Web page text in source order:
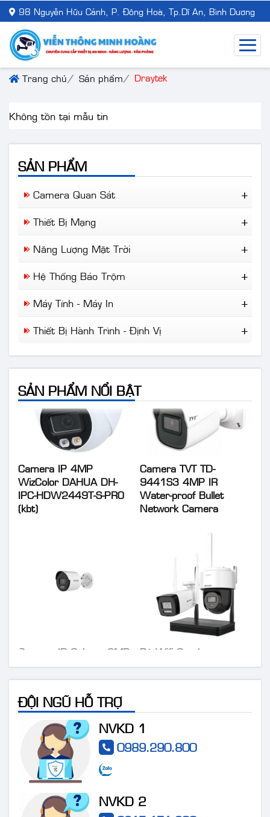
98 Nguyễn Hữu Cảnh, P. Đông Hoà, Tp.Dĩ An, Bình Dương
Trang chủ Sản phẩm Draytek
Không tồn tại mẫu tin
SẢN PHẨM
Camera Quan Sát
Camera Trọn Bộ
Camera Nhà Xưởng
Camera Chuyên Dụng
Thiết Bị Mạng
Aruba
Cisco
IP-Com
Năng Lượng Mặt Trời
NLMT Gia Đình
NLMT Cho Nhà Xưởng
Giải Pháp NLMT Áp Mái...
Hệ Thống Báo Trộm
Báo Khói
Báo Cháy
Máy Tính - Máy In
Laptop
Máy In
Thiết Bị Hành Trình - Định Vị
Định Vị Ô Tô Xe Máy
Camera Hành Trình
SẢN PHẨM NỔI BẬT
Camera IP 4MP
WizColor DAHUA DH-
IPC-HDW2449T-S-PRO
(kbt)
Camera TVT TD-
9441S3 4MP IR
Water-proof Bullet
Network Camera
Camera IP Colorvu 2MP
Bộ Wifi Combo
ĐỘI NGŨ HỖ TRỢ
NVKD 1
0989.290.800
NVKD 2